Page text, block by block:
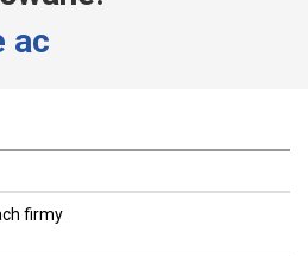
ac
firmy